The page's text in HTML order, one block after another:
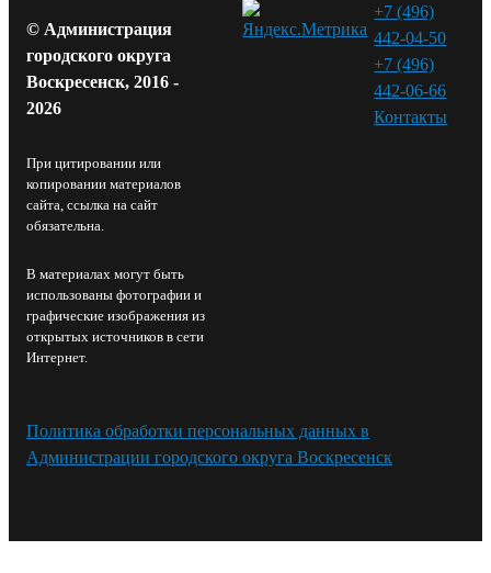
© Администрация
городского округа
Воскресенск, 2016 -
2026
При цитировании или
копировании материалов
сайта, ссылка на сайт
обязательна.
В материалах могут быть
использованы фотографии и
графические изображения из
открытых источников в сети
Интернет.
+7 (496)
442-04-50
+7 (496)
442-06-66
Контакты⁠
Политика обработки персональных данных в
Администрации городского округа Воскресенск